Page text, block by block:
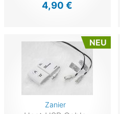
4,90 €
NEU
Zanier